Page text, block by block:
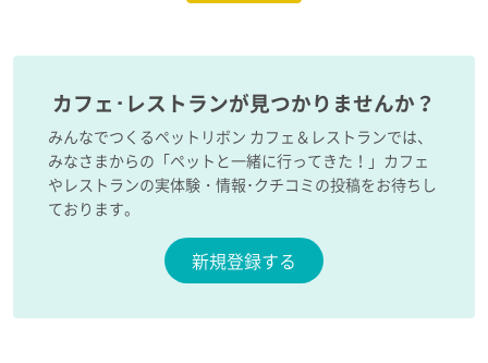
カフェ･レストランが見つかりませんか？
みんなでつくるペットリボン カフェ＆レストランでは、
みなさまからの「ペットと一緒に行ってきた！」カフェ
やレストランの実体験・情報･クチコミの投稿をお待ちし
ております。
新規登録する